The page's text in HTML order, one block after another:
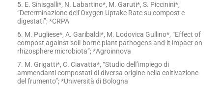
5. E. Sinisgalli*, N. Labartino*, M. Garuti*, S. Piccinini*,
“Determinazione dell’Oxygen Uptake Rate su compost e
digestati”; *CRPA
6. M. Pugliese*, A. Garibaldi*, M. Lodovica Gullino*, “Effect of
compost against soil-borne plant pathogens and it impact on
rhizosphere microbiota”; *Agroinnova
7. M. Grigatti*, C. Ciavatta*, “Studio dell’impiego di
ammendanti compostati di diversa origine nella coltivazione
del frumento”; *Università di Bologna